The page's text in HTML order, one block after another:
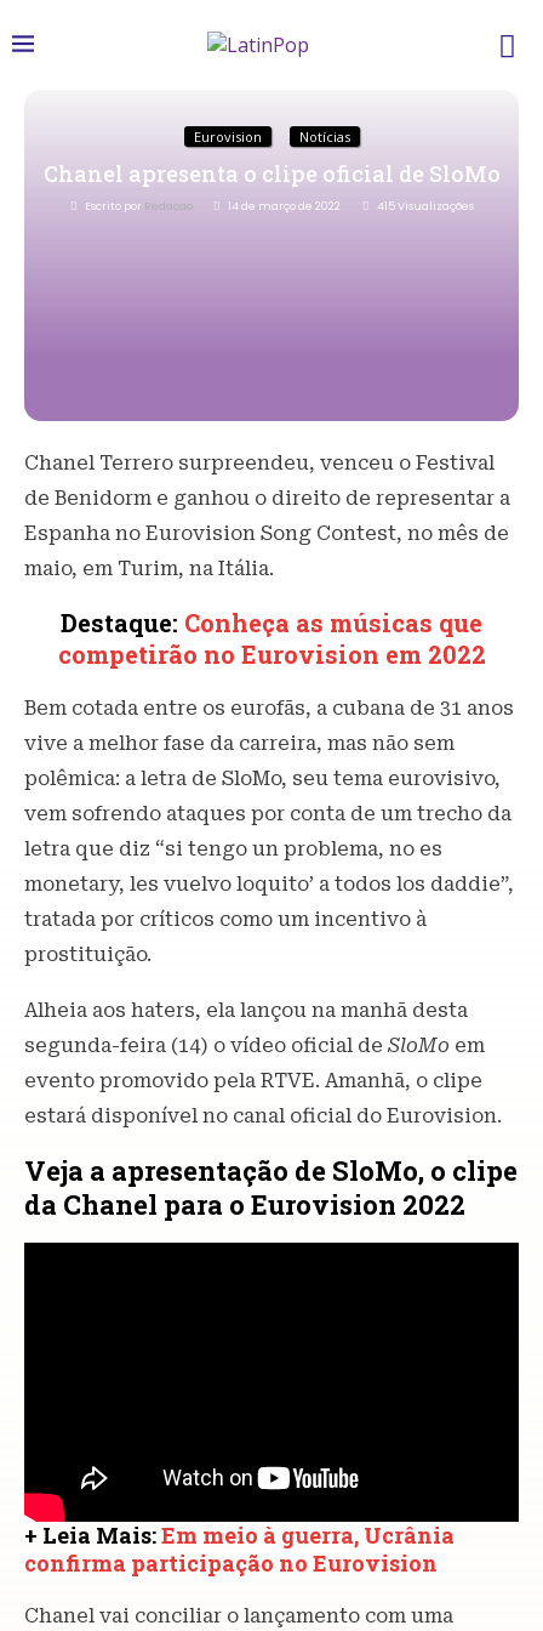
Eurovision Notícias
Chanel apresenta o clipe oficial de SloMo
Escrito por Redacao 14 de março de 2022 415Visualizações
Chanel Terrero surpreendeu, venceu o Festival
de Benidorm e ganhou o direito de representar a
Espanha no Eurovision Song Contest, no mês de
maio, em Turim, na Itália.
Destaque: Conheça as músicas que
competirão no Eurovision em 2022
Bem cotada entre os eurofãs, a cubana de 31 anos
vive a melhor fase da carreira, mas não sem
polêmica: a letra de SloMo, seu tema eurovisivo,
vem sofrendo ataques por conta de um trecho da
letra que diz “si tengo un problema, no es
monetary, les vuelvo loquito’ a todos los daddie”,
tratada por críticos como um incentivo à
prostituição.
Alheia aos haters, ela lançou na manhã desta
segunda-feira (14) o vídeo oficial de SloMo em
evento promovido pela RTVE. Amanhã, o clipe
estará disponível no canal oficial do Eurovision.
Veja a apresentação de SloMo, o clipe
da Chanel para o Eurovision 2022
+ Leia Mais:Em meio à guerra, Ucrânia
confirma participação no Eurovision
Chanel vai conciliar o lançamento com uma